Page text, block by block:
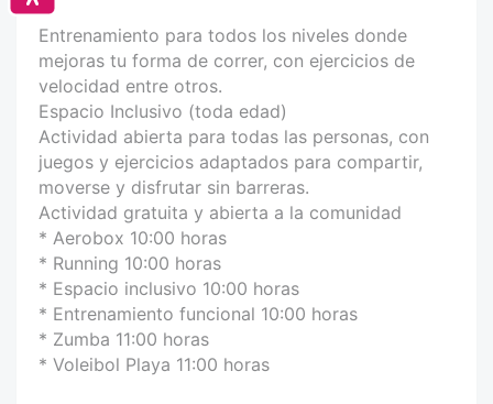
Entrenamiento para todos los niveles donde
mejoras tu forma de correr, con ejercicios de
velocidad entre otros.
Espacio Inclusivo (toda edad)
Actividad abierta para todas las personas, con
juegos y ejercicios adaptados para compartir,
moverse y disfrutar sin barreras.
Actividad gratuita y abierta a la comunidad
* Aerobox 10:00 horas
* Running 10:00 horas
* Espacio inclusivo 10:00 horas
* Entrenamiento funcional 10:00 horas
* Zumba 11:00 horas
* Voleibol Playa 11:00 horas